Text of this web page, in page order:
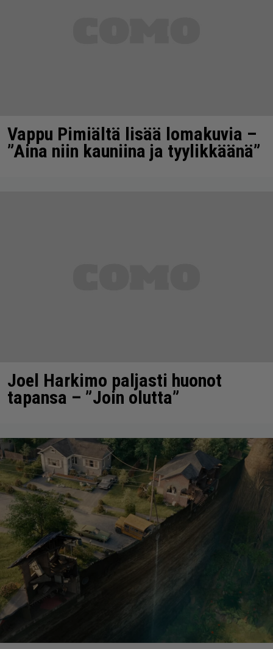
Vappu Pimiältä lisää lomakuvia –
”Aina niin kauniina ja tyylikkäänä”
Joel Harkimo paljasti huonot
tapansa – ”Join olutta”